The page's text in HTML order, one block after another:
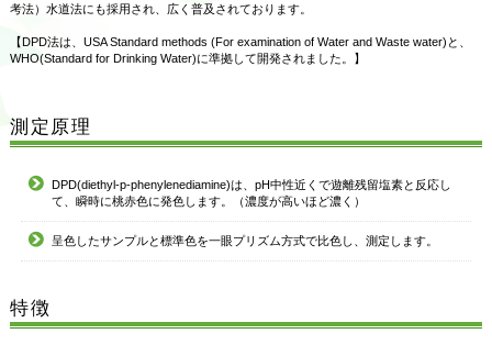
考法）水道法にも採用され、広く普及されております。
【DPD法は、USA Standard methods (For examination of Water and Waste water)と、
WHO(Standard for Drinking Water)に準拠して開発されました。】
測定原理
DPD(diethyl-p-phenylenediamine)は、pH中性近くで遊離残留塩素と反応し
て、瞬時に桃赤色に発色します。（濃度が高いほど濃く）
呈色したサンプルと標準色を一眼プリズム方式で比色し、測定します。
特徴